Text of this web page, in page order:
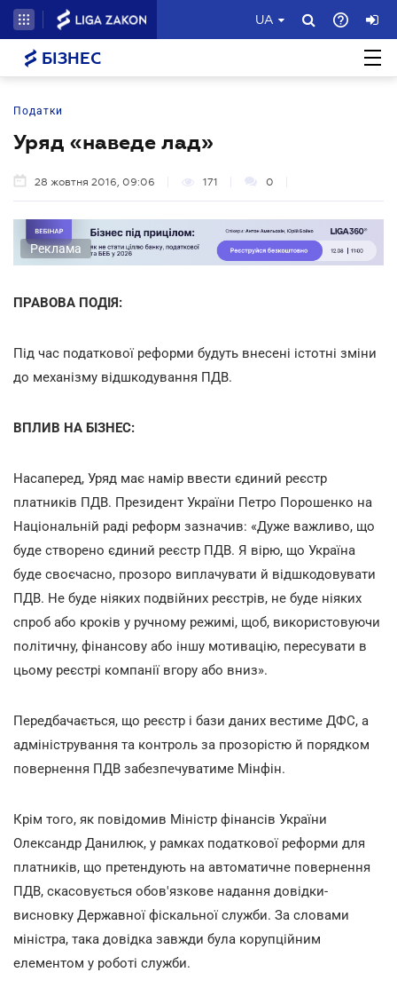
UA
БІЗНЕС
Податки
Уряд «наведе лад»
28 жовтня 2016, 09:06 171 0
Реклама
ПРАВОВА ПОДІЯ:
Під час податкової реформи будуть внесені істотні зміни
до механізму відшкодування ПДВ.
ВПЛИВ НА БІЗНЕС:
Насаперед, Уряд має намір ввести єдиний реєстр
платників ПДВ. Президент України Петро Порошенко на
Національній раді реформ зазначив: «Дуже важливо, що
буде створено єдиний реєстр ПДВ. Я вірю, що Україна
буде своєчасно, прозоро виплачувати й відшкодовувати
ПДВ. Не буде ніяких подвійних реєстрів, не буде ніяких
спроб або кроків у ручному режимі, щоб, використовуючи
політичну, фінансову або іншу мотивацію, пересувати в
цьому реєстрі компанії вгору або вниз».
Передбачається, що реєстр і бази даних вестиме ДФС, а
адміністрування та контроль за прозорістю й порядком
повернення ПДВ забезпечуватиме Мінфін.
Крім того, як повідомив Міністр фінансів України
Олександр Данилюк, у рамках податкової реформи для
платників, що претендують на автоматичне повернення
ПДВ, скасовується обов'язкове надання довідки-
висновку Державної фіскальної служби. За словами
міністра, така довідка завжди була корупційним
елементом у роботі служби.